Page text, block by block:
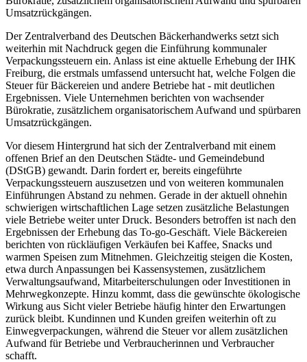
Umsatzrückgängen.
Der Zentralverband des Deutschen Bäckerhandwerks setzt sich
weiterhin mit Nachdruck gegen die Einführung kommunaler
Verpackungssteuern ein. Anlass ist eine aktuelle Erhebung der IHK
Freiburg, die erstmals umfassend untersucht hat, welche Folgen die
Steuer für Bäckereien und andere Betriebe hat - mit deutlichen
Ergebnissen. Viele Unternehmen berichten von wachsender
Bürokratie, zusätzlichem organisatorischem Aufwand und spürbaren
Umsatzrückgängen.
Vor diesem Hintergrund hat sich der Zentralverband mit einem
offenen Brief an den Deutschen Städte- und Gemeindebund
(DStGB) gewandt. Darin fordert er, bereits eingeführte
Verpackungssteuern auszusetzen und von weiteren kommunalen
Einführungen Abstand zu nehmen. Gerade in der aktuell ohnehin
schwierigen wirtschaftlichen Lage setzen zusätzliche Belastungen
viele Betriebe weiter unter Druck. Besonders betroffen ist nach den
Ergebnissen der Erhebung das To-go-Geschäft. Viele Bäckereien
berichten von rückläufigen Verkäufen bei Kaffee, Snacks und
warmen Speisen zum Mitnehmen. Gleichzeitig steigen die Kosten,
etwa durch Anpassungen bei Kassensystemen, zusätzlichem
Verwaltungsaufwand, Mitarbeiterschulungen oder Investitionen in
Mehrwegkonzepte. Hinzu kommt, dass die gewünschte ökologische
Wirkung aus Sicht vieler Betriebe häufig hinter den Erwartungen
zurück bleibt. Kundinnen und Kunden greifen weiterhin oft zu
Einwegverpackungen, während die Steuer vor allem zusätzlichen
Aufwand für Betriebe und Verbraucherinnen und Verbraucher
schafft.